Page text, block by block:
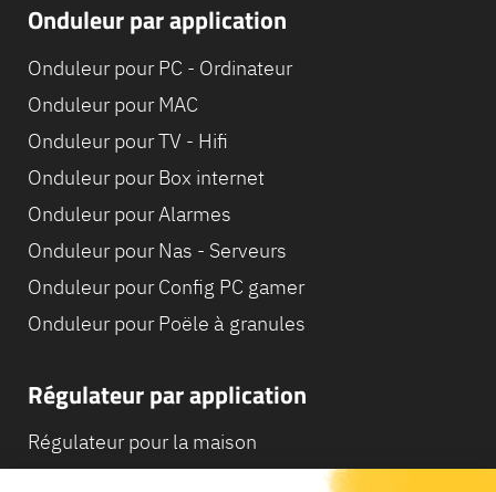
Onduleur par application
Onduleur pour PC - Ordinateur
Onduleur pour MAC
Onduleur pour TV - Hifi
Onduleur pour Box internet
Onduleur pour Alarmes
Onduleur pour Nas - Serveurs
Onduleur pour Config PC gamer
Onduleur pour Poële à granules
Régulateur par application
Régulateur pour la maison